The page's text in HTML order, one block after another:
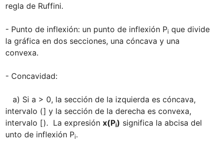
regla de Ruffini.
- Punto de inflexión: un punto de inflexión Pi que divide
la gráfica en dos secciones, una cóncava y una
convexa.
- Concavidad:
intervalo (] y la sección de la derecha es convexa,
intervalo [).  La expresión x(Pi) significa la abcisa del
unto de inflexión Pi.